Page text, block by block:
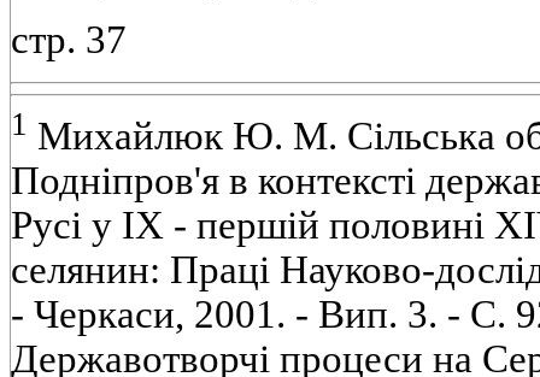
стр. 37
1 Михайлюк Ю. М. Сільська
Подніпров'я в контексті
Русі у IX - першій половині
селянин: Праці Науково-
- Черкаси, 2001. - Вип. 3. - С.
Державотворчі процеси на